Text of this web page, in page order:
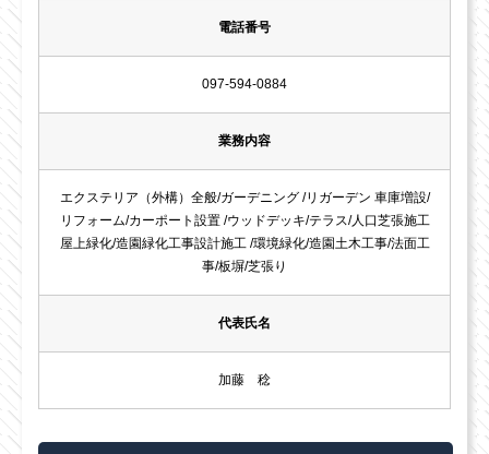
電話番号
097-594-0884
業務内容
エクステリア（外構）全般/ガーデニング /リガーデン 車庫増設/
リフォーム/カーポート設置 /ウッドデッキ/テラス/人口芝張施工
屋上緑化/造園緑化工事設計施工 /環境緑化/造園土木工事/法面工
事/板塀/芝張り
代表氏名
加藤 稔